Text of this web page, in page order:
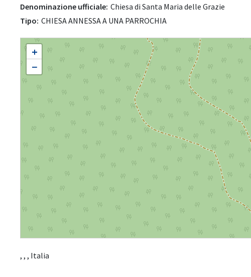
Denominazione ufficiale: Chiesa di Santa Maria delle Grazie
Tipo: CHIESA ANNESSA A UNA PARROCHIA
Chiesa di Santa Maria delle Grazie
+
−
, , , Italia